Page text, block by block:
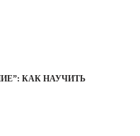
КАК НАУЧИТЬ